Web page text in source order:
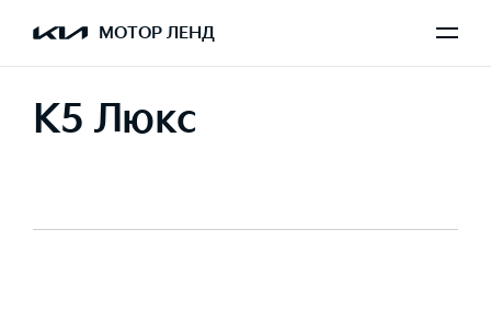
МОТОР ЛЕНД
K5 Люкс